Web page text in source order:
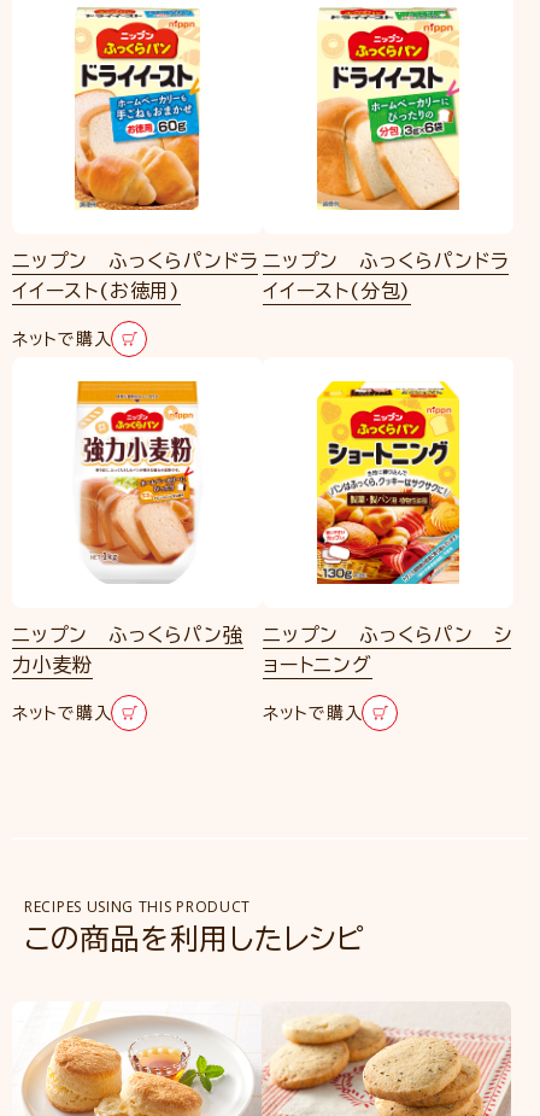
ニップン ふっくらパンドラ
イイースト(お徳用)
ネットで購入
ニップン ふっくらパンドラ
イイースト(分包)
ニップン ふっくらパン強
力小麦粉
ネットで購入
ニップン ふっくらパン シ
ョートニング
ネットで購入
RECIPES USING THIS PRODUCT
この商品を利用したレシピ